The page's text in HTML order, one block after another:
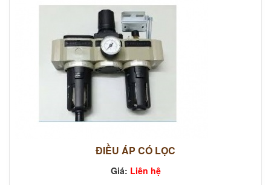
ĐIỀU ÁP CÓ LỌC
Giá: Liên hệ